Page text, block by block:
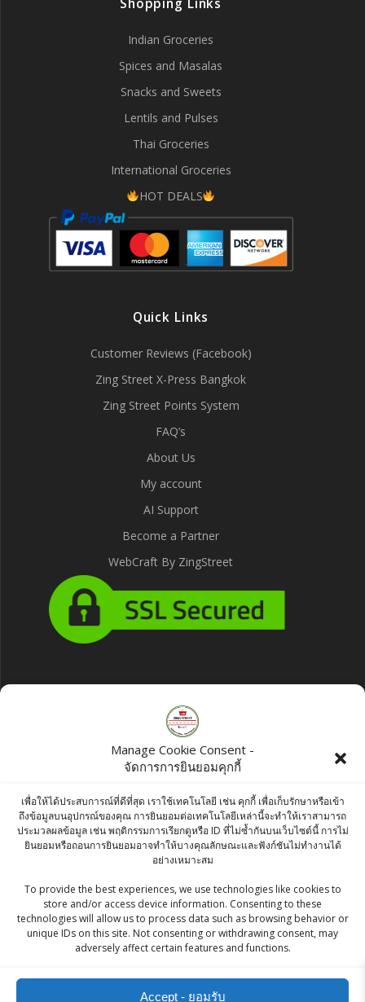
Manage Cookie Consent -
จัดการการยินยอมคุกกี้
เพื่อให้ได้ประสบการณ์ที่ดีที่สุด เราใช้เทคโนโลยี เช่น คุกกี้ เพื่อเก็บรักษาหรือเข้า
ถึงข้อมูลบนอุปกรณ์ของคุณ การยินยอมต่อเทคโนโลยีเหล่านี้จะทำให้เราสามารถ
ประมวลผลข้อมูล เช่น พฤติกรรมการเรียกดูหรือ ID ที่ไม่ซ้ำกันบนเว็บไซต์นี้ การไม่
ยินยอมหรือถอนการยินยอมอาจทำให้บางคุณลักษณะและฟังก์ชันไม่ทำงานได้
อย่างเหมาะสม
To provide the best experiences, we use technologies like cookies to
store and/or access device information. Consenting to these
technologies will allow us to process data such as browsing behavior or
unique IDs on this site. Not consenting or withdrawing consent, may
adversely affect certain features and functions.
Accept - ยอมรับ
Shopping Links
Indian Groceries
Spices and Masalas
Snacks and Sweets
Lentils and Pulses
Thai Groceries
International Groceries
HOT DEALS
Quick Links
Customer Reviews (Facebook)
Zing Street X-Press Bangkok
Zing Street Points System
FAQ’s
About Us
My account
AI Support
Become a Partner
WebCraft By ZingStreet
Products
Christmas Tree Ornament Gold Finish
Made with MDF 9cm Available in 23 Option
฿120.00Original
price
was:
฿120.00.
฿100.00Current
price
฿100.00.
Lobo Agar Mix Artarc Jasmine 130g
45.00
Britannia 50/50 Potazos (Oven Baked
Potatoes)100g